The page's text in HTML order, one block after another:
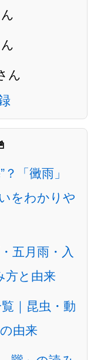
ん
「黴雨」
をわかりや
五月雨・入
方と由来
｜昆虫・動
由来